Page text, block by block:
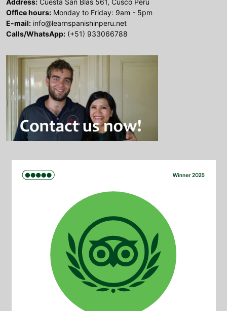
Address: Cuesta San Blas 561, Cusco Peru
Office hours: Monday to Friday: 9am - 5pm
E-mail: info@learnspanishinperu.net
Calls/WhatsApp: (+51) 933066788